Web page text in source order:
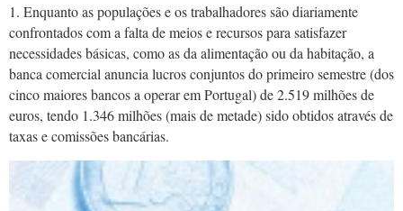
1. Enquanto as populações e os trabalhadores são diariamente
confrontados com a falta de meios e recursos para satisfazer
necessidades básicas, como as da alimentação ou da habitação, a
banca comercial anuncia lucros conjuntos do primeiro semestre (dos
cinco maiores bancos a operar em Portugal) de 2.519 milhões de
euros, tendo 1.346 milhões (mais de metade) sido obtidos através de
taxas e comissões bancárias.